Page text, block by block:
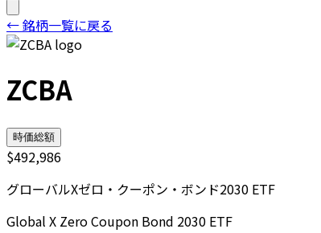
← 銘柄一覧に戻る
ZCBA
時価総額
$492,986
グローバルXゼロ・クーポン・ボンド2030 ETF
Global X Zero Coupon Bond 2030 ETF